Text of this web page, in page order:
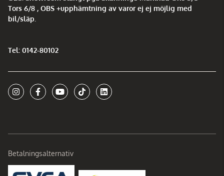
Tors 6/8 , OBS +upphämtning av varor ej ej möjlig med
bil/släp.
Tel: 0142-80102
Betalningsalternativ